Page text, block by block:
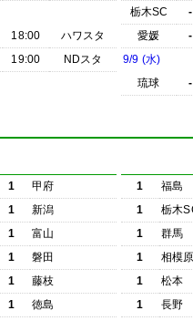
18:00
ハワスタ
19:00 NDスタ
栃木SC
-
愛媛
-
9/9 (水)
琉球
-
1
甲府
1
新潟
1
富山
1
磐田
1
藤枝
1
徳島
1 福島
1
栃木
1
群馬
1
相模原
1
松本
1
長野